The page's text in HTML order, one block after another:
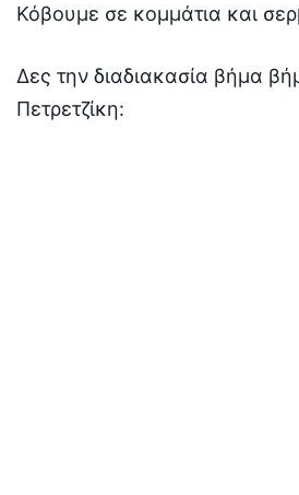
Κόβουμε σε κομμάτια και
Δες την διαδιακασία βήμα
Πετρετζίκη: